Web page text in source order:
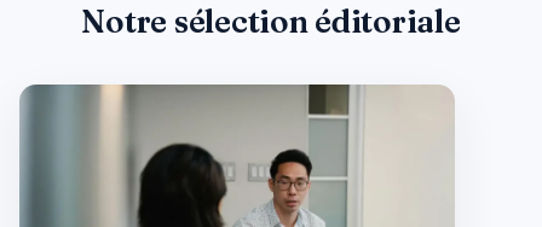
Notre sélection éditoriale